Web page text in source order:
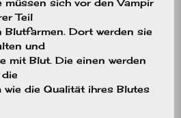
Teil
Dort werden sie
und
mit Blut. Die einen werden
wie die Qualität ihres Blutes